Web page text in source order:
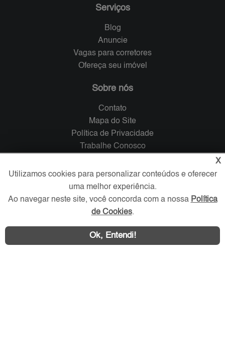
Serviços
Blog
Anuncie
Vagas para corretores
Ofereça seu imóvel
Sobre nós
Contato
Mapa do Site
Política de Privacidade
Trabalhe Conosco
Verificada por
Redes Sociais
X
Utilizamos cookies para personalizar conteúdos e oferecer
uma melhor experiência.
Ao navegar neste site, você concorda com a nossa Política
de Cookies.
Ok, Entendi!